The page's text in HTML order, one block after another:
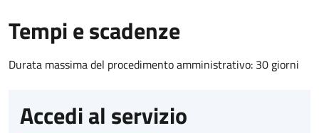
Tempi e scadenze
Durata massima del procedimento amministrativo: 30 giorni
Accedi al servizio